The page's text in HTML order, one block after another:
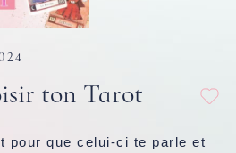
ton Tarot
pour que celui-ci te parle et